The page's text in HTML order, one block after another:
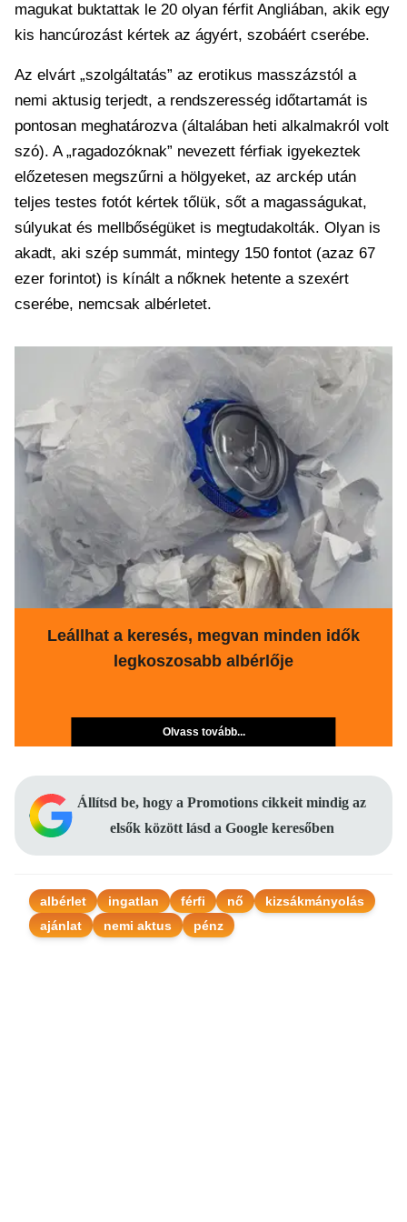
magukat buktattak le 20 olyan férfit Angliában, akik egy
kis hancúrozást kértek az ágyért, szobáért cserébe.
Az elvárt „szolgáltatás” az erotikus masszázstól a
nemi aktusig terjedt, a rendszeresség időtartamát is
pontosan meghatározva (általában heti alkalmakról volt
szó). A „ragadozóknak” nevezett férfiak igyekeztek
előzetesen megszűrni a hölgyeket, az arckép után
teljes testes fotót kértek tőlük, sőt a magasságukat,
súlyukat és mellbőségüket is megtudakolták. Olyan is
akadt, aki szép summát, mintegy 150 fontot (azaz 67
ezer forintot) is kínált a nőknek hetente a szexért
cserébe, nemcsak albérletet.
Leállhat a keresés, megvan minden idők
legkoszosabb albérlője
Olvass tovább...
Állítsd be, hogy a Promotions cikkeit mindig az
elsők között lásd a Google keresőben
albérlet ingatlan férfi nő
kizsákmányolás
ajánlat
nemi aktus pénz